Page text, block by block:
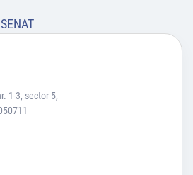
1-3, sector 5,